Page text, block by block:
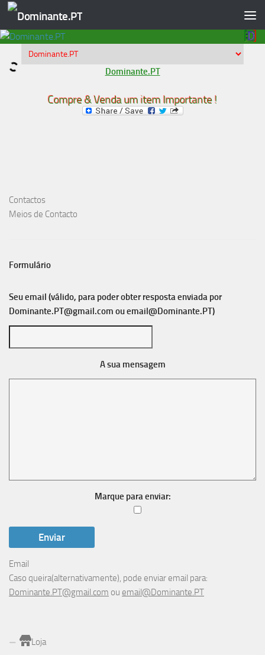
Skip to content
Dominante.PT
Compre & Venda um item Importante !
Contactos
Meios de Contacto
Formulário
Seu email (válido, para poder obter resposta enviada por
Dominante.PT@gmail.com ouemail@Dominante.PT)
A sua mensagem
Marque para enviar:
Email
Caso queira(alternativamente), pode enviar email para:
Dominante.PT@gmail.com ou email@Dominante.PT
Loja